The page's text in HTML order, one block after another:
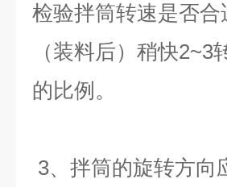
检验拌筒转速是否
（装料后）稍快2~3
的比例。
3、拌筒的旋转方向